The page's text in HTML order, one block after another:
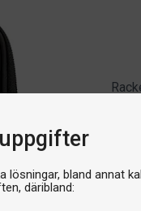
lösningar, bland annat
däribland:
199